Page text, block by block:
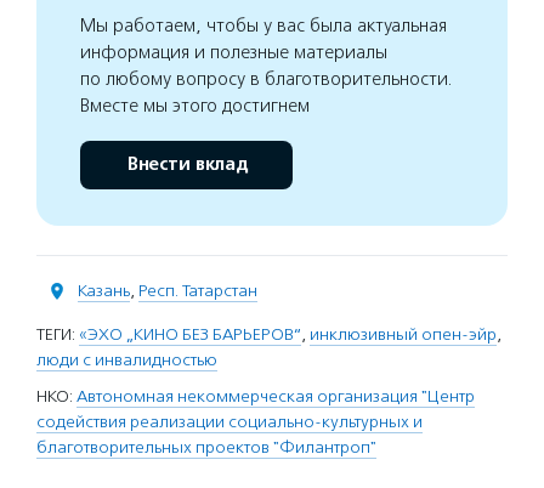
Мы работаем, чтобы у вас была актуальная
информация и полезные материалы
по любому вопросу в благотворительности.
Вместе мы этого достигнем
Внести вклад
Казань, Респ. Татарстан
ТЕГИ: «ЭХО „КИНО БЕЗ БАРЬЕРОВ“, инклюзивный опен-эйр,
люди с инвалидностью
НКО: Автономная некоммерческая организация "Центр
содействия реализации социально-культурных и
благотворительных проектов "Филантроп"